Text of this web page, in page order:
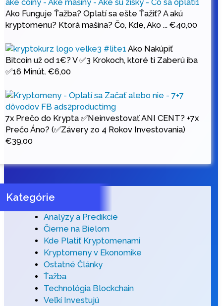
Ako Funguje Ťažba? Oplatí sa ešte Ťažiť? A akú
kryptomenu? Ktorá mašina? Čo, Kde, Ako ... €40,00
Ako Nakúpiť
Bitcoin už od 1€? V ✅3 Krokoch, ktoré ti Zaberú iba
✅16 Minút. €6,00
7x Prečo do Krypta ✅Neinvestovať ANI CENT? +7x
Prečo Áno? (✅Závery zo 4 Rokov Investovania)
€39,00
Kategórie
Analýzy a Predikcie
Čierne na Bielom
Kde Platiť Kryptomenami
Kryptomeny v Ekonomike
Ostatné Články
Ťažba
Technológia Blockchain
Veľkí Investujú